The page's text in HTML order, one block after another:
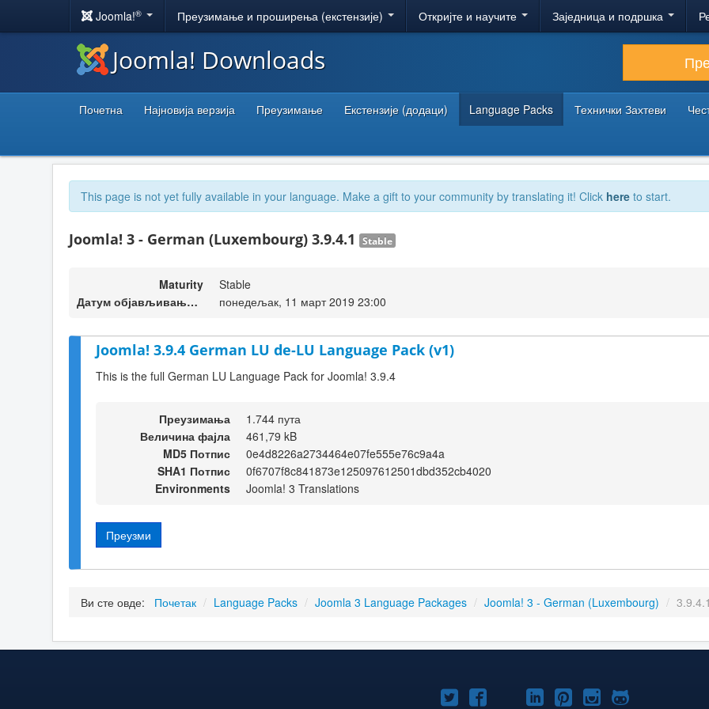
Joomla!® Преузимање и проширења (екстензије) Откријте и научите Заједница и подршка
Joomla! Downloads
Почетна Најновија верзија Преузимање Екстензије (додаци) Language Packs Технички Захтеви
This page is not yet fully available in your language. Make a gift to your community by translating it! Click here to start.
Joomla! 3 - German (Luxembourg) 3.9.4.1 Stable
Maturity
Stable
Датум објављивања верзије
понедељак, 11 март 2019 23:00
Joomla! 3.9.4 German LU de-LU Language Pack (v1)
This is the full German LU Language Pack for Joomla! 3.9.4
Преузимања
1.744 пута
Величина фајла
461,79 kB
MD5 Потпис
0e4d8226a2734464e07fe555e76c9a4a
SHA1 Потпис
0f6707f8c841873e125097612501dbd352cb4020
Environments
Joomla! 3 Translations
Преузми
Ви сте овде: Почетак / Language Packs / Joomla 3 Language Packages / Joomla! 3 - German (Luxembourg) /
Joomla!Joomla!Joomla!
Joomla!Joomla!
Joomla!Joomla!